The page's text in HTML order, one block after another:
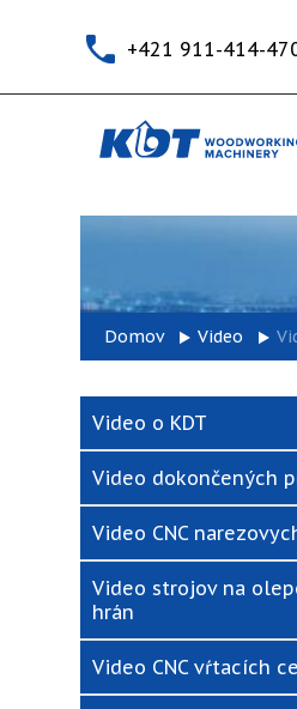
+421 911-414-
Domov Video
Video o KDT
Video dokončených
Video CNC
Video strojov na
hrán
Video CNC vŕtacích